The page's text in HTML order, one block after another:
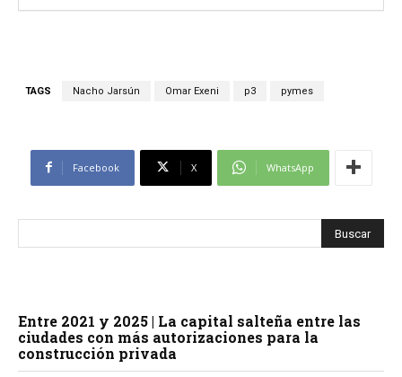
TAGS Nacho Jarsún Omar Exeni p3 pymes
Facebook X WhatsApp
Entre 2021 y 2025 | La capital salteña entre las
ciudades con más autorizaciones para la
construcción privada